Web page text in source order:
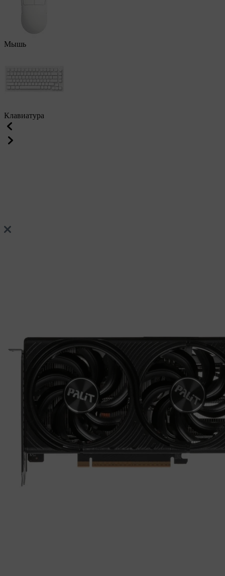
Мышь
Клавиатура